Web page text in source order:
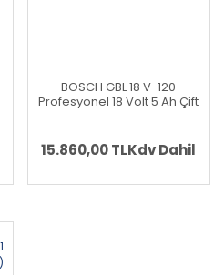
BOSCH GBL 18 V-120
Profesyonel 18 Volt 5 Ah Çift
15.860,00 TLKdv Dahil